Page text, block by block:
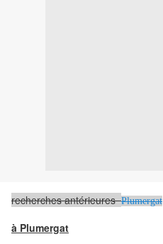
recherches antérieuresPlumergat
à Plumergat